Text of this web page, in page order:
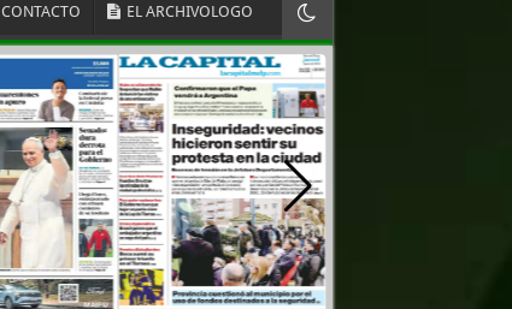
CONTACTO EL ARCHIVOLOGO